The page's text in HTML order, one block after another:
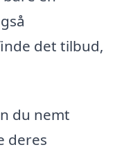
det tilbud,
du nemt
deres